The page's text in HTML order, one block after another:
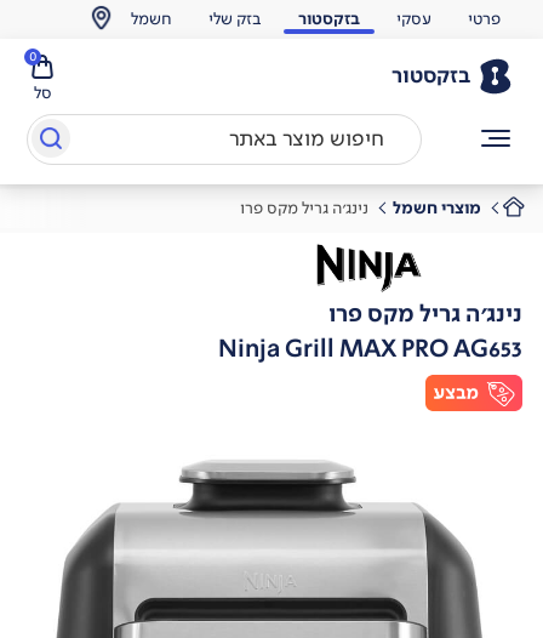
פרטי עסקי בזקסטור בזק שלי חשמל
בזקסטור
סל
0
מוצרי חשמל נינג'ה גריל מקס פרו
נינג'ה גריל מקס פרו
Ninja Grill MAX PRO AG653